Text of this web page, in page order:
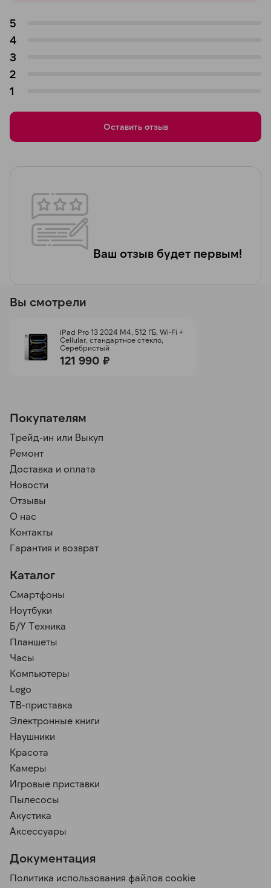
Ваш отзыв будет первым!
5
4
3
2
1
Оставить отзыв
Вы смотрели
iPad Pro 13 2024 M4, 512 ГБ, Wi-Fi +
Cellular, стандартное стекло,
Серебристый
121 990 ₽
Покупателям
Трейд-ин или Выкуп
Ремонт
Доставка и оплата
Новости
Отзывы
О нас
Контакты
Гарантия и возврат
Каталог
Смартфоны
Ноутбуки
Б/У Техника
Планшеты
Часы
Компьютеры
Lego
ТВ-приставка
Электронные книги
Наушники
Красота
Камеры
Игровые приставки
Пылесосы
Акустика
Аксессуары
Документация
Политика использования файлов cookie